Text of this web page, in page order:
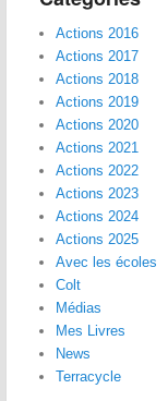
Actions 2016
Actions 2017
Actions 2018
Actions 2019
Actions 2020
Actions 2021
Actions 2022
Actions 2023
Actions 2024
Actions 2025
Avec les écoles
Colt
Médias
Mes Livres
News
Terracycle